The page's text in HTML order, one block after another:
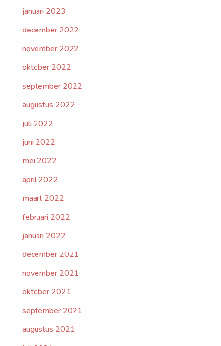
januari 2023
december 2022
november 2022
oktober 2022
september 2022
augustus 2022
juli 2022
juni 2022
mei 2022
april 2022
maart 2022
februari 2022
januari 2022
december 2021
november 2021
oktober 2021
september 2021
augustus 2021